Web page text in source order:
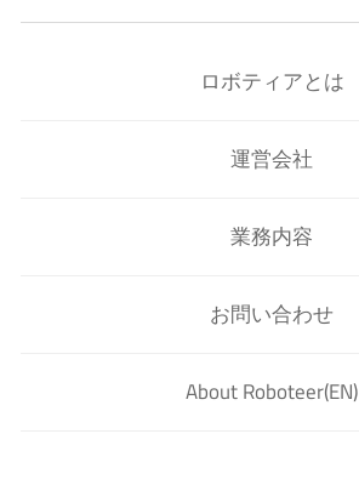
ロボティアとは
運営会社
業務内容
お問い合わせ
About Roboteer(EN)